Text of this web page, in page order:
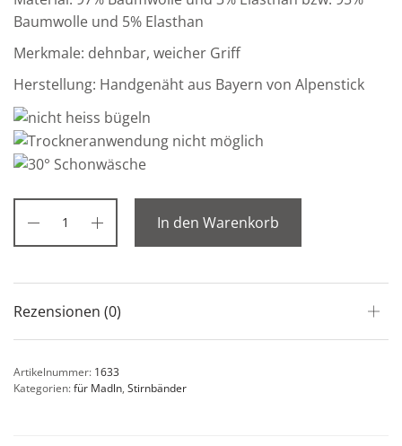
Baumwolle und 5% Elasthan
Merkmale: dehnbar, weicher Griff
Herstellung: Handgenäht aus Bayern von Alpenstick
In den Warenkorb
Rezensionen (0)
Artikelnummer: 1633
Kategorien:für Madln, Stirnbänder